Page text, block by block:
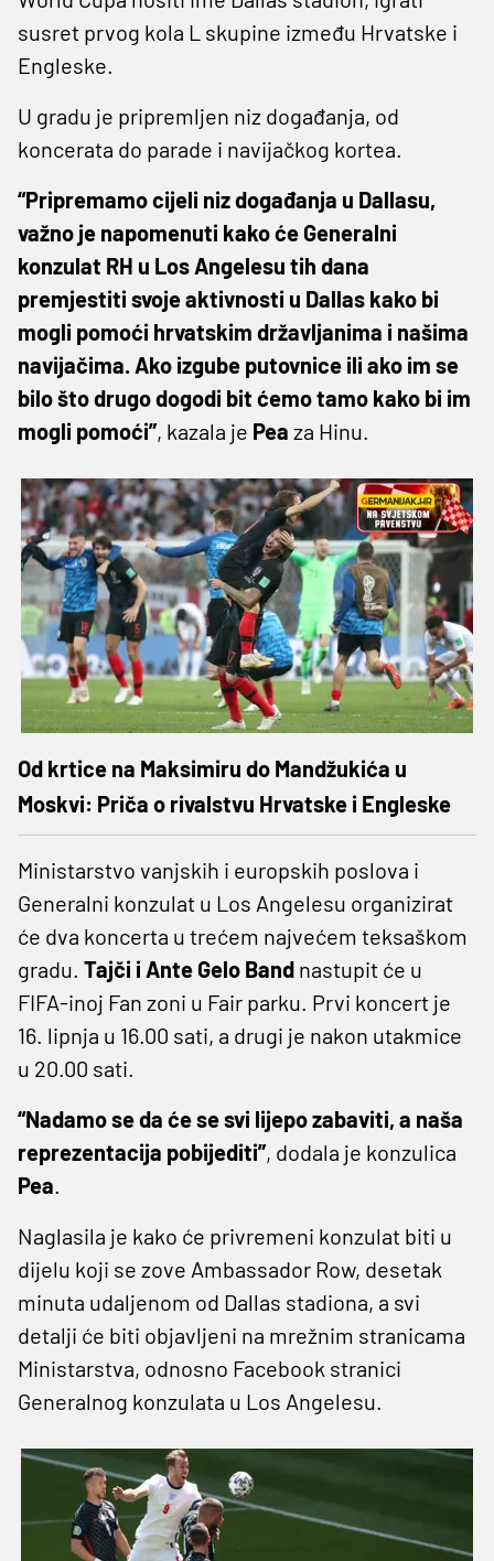
susret prvog kola L skupine između Hrvatske i
Engleske.
U gradu je pripremljen niz događanja, od
koncerata do parade i navijačkog kortea.
“Pripremamo cijeli niz događanja u Dallasu,
važno je napomenuti kako će Generalni
konzulat RH u Los Angelesu tih dana
premjestiti svoje aktivnosti u Dallas kako bi
mogli pomoći hrvatskim državljanima i našima
navijačima. Ako izgube putovnice ili ako im se
bilo što drugo dogodi bit ćemo tamo kako bi im
mogli pomoći”, kazala je Pea za Hinu.
Od krtice na Maksimiru do Mandžukića u
Moskvi: Priča o rivalstvu Hrvatske i Engleske
Ministarstvo vanjskih i europskih poslova i
Generalni konzulat u Los Angelesu organizirat
će dva koncerta u trećem najvećem teksaškom
gradu. Tajči i Ante Gelo Band nastupit će u
FIFA-inoj Fan zoni u Fair parku. Prvi koncert je
16. lipnja u 16.00 sati, a drugi je nakon utakmice
u 20.00 sati.
“Nadamo se da će se svi lijepo zabaviti, a naša
reprezentacija pobijediti”, dodala je konzulica
Pea.
Naglasila je kako će privremeni konzulat biti u
dijelu koji se zove Ambassador Row, desetak
minuta udaljenom od Dallas stadiona, a svi
detalji će biti objavljeni na mrežnim stranicama
Ministarstva, odnosno Facebook stranici
Generalnog konzulata u Los Angelesu.